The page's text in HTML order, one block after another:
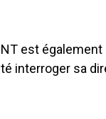
est
interroger sa